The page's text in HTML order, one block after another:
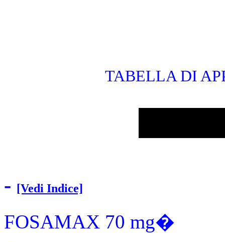
TABELLA DI
- [Vedi Indice]
FOSAMAX 70 mg�